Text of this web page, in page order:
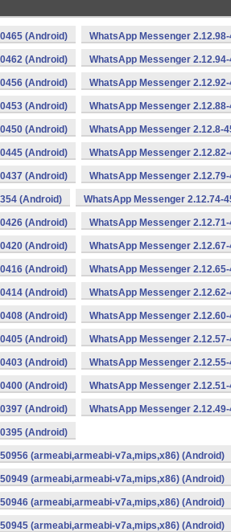
(Android) WhatsApp Messenger
(Android) WhatsApp Messenger
(Android) WhatsApp Messenger
(Android) WhatsApp Messenger
(Android) WhatsApp Messenger 2.12.8-
(Android) WhatsApp Messenger
(Android) WhatsApp Messenger
(Android) WhatsApp Messenger 2.12.74-
(Android) WhatsApp Messenger
(Android) WhatsApp Messenger
(Android) WhatsApp Messenger
(Android) WhatsApp Messenger
(Android) WhatsApp Messenger
(Android) WhatsApp Messenger
(Android) WhatsApp Messenger
(Android) WhatsApp Messenger
(Android) WhatsApp Messenger
(Android)
(armeabi,armeabi-v7a,mips,x86) (Android)
(armeabi,armeabi-v7a,mips,x86) (Android)
(armeabi,armeabi-v7a,mips,x86) (Android)
(armeabi,armeabi-v7a,mips,x86) (Android)